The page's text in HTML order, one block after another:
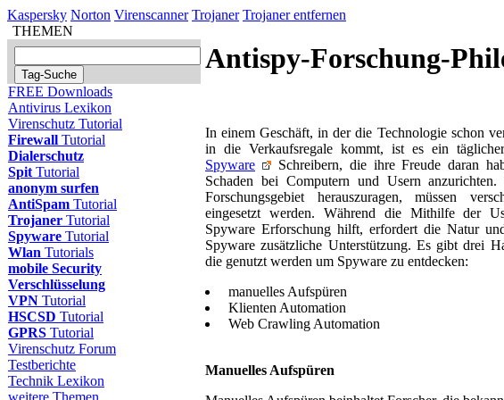
Kaspersky Norton Virenscanner Trojaner Trojaner entfernen
THEMEN
FREE Downloads
Antivirus Lexikon
Virenschutz Tutorial
Firewall Tutorial
Dialerschutz
Spit Tutorial
anonym surfen
AntiSpam Tutorial
Trojaner Tutorial
Spyware Tutorial
Wlan Tutorials
mobile Security
Verschlüsselung
VPN Tutorial
HSCSD Tutorial
GPRS Tutorial
Virenschutz Forum
Testberichte
Technik Lexikon
weitere Themen
Antispy-Forschung-
In einem Geschäft, in der die Technologie schon
in die Verkaufsregale kommt, ist es ein
Spyware
Schreibern, die ihre Freude daran
Schaden bei Computern und Usern
Forschungsgebiet herauszuragen, müssen
eingesetzt werden. Während die Mithilfe der
Spyware Erforschung hilft, erfordert die Natur
Spyware zusätzliche Unterstützung. Es gibt drei
die genutzt werden um Spyware zu entdecken:
manuelles Aufspüren
Klienten Automation
Web Crawling Automation
Manuelles Aufspüren